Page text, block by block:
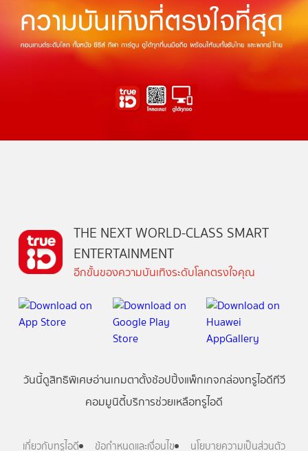
THE NEXT WORLD-CLASS SMART
ENTERTAINMENT
อีกขั้นของความบันเทิงระดับโลกตรงใจคุณ
วันนี้ดูสิทธิพิเศษอ่านเกมตาตั้งช้อปปิ้งแพ็กเกจกล่องทรูไอดีทีวี
คอมมูนิตี้บริการช่วยเหลือทรูไอดี
เกี่ยวกับทรูไอดี ข้อกำหนดและเงื่อนไข นโยบายความเป็นส่วนตัว